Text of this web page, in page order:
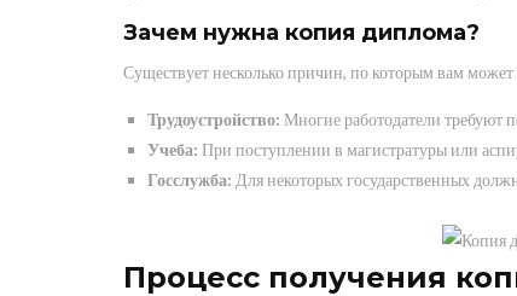
Зачем нужна копия диплома?
Существует несколько причин, по которым вам
Трудоустройство: Многие работодатели требуют
Учеба: При поступлении в магистратуры или
Госслужба: Для некоторых государственных
Процесс получения